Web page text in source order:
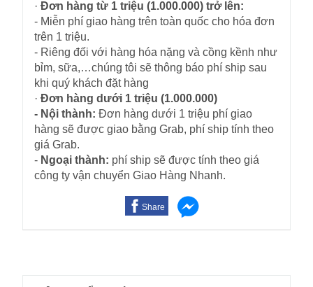
· Đơn hàng từ 1 triệu (1.000.000) trở lên:
- Miễn phí giao hàng trên toàn quốc cho hóa đơn
trên 1 triệu.
- Riêng đối với hàng hóa nặng và cồng kềnh như
bỉm, sữa,…chúng tôi sẽ thông báo phí ship sau
khi quý khách đặt hàng
· Đơn hàng dưới 1 triệu (1.000.000)
- Nội thành: Đơn hàng dưới 1 triệu phí giao
hàng sẽ được giao bằng Grab, phí ship tính theo
giá Grab.
- Ngoại thành: phí ship sẽ được tính theo giá
công ty vận chuyển Giao Hàng Nhanh.
Share